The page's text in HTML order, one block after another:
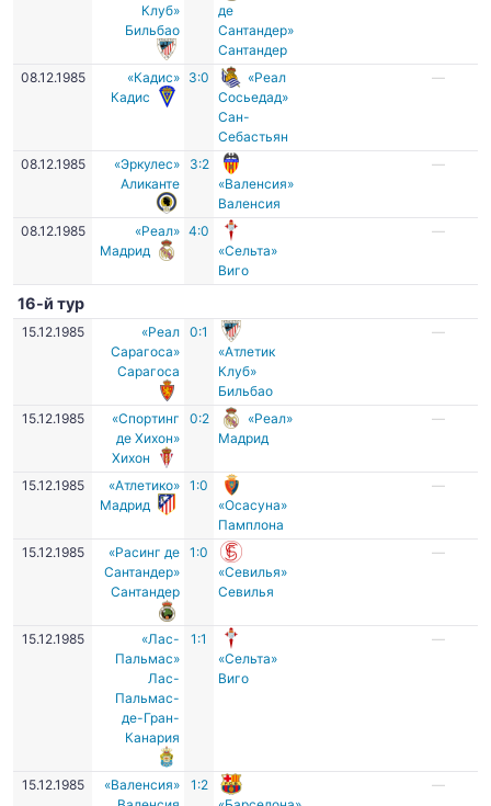
Клуб»
Бильбао
де
Сантандер»
Сантандер
08.12.1985
«Кадис»
Кадис
3:0
«Реал
Сосьедад»
Сан-
Себастьян
—
08.12.1985
«Эркулес»
Аликанте
3:2
«Валенсия»
Валенсия
—
08.12.1985
«Реал»
Мадрид
4:0
«Сельта»
Виго
—
16-й тур
15.12.1985
«Реал
Сарагоса»
Сарагоса
0:1
«Атлетик
Клуб»
Бильбао
—
15.12.1985
«Спортинг
де Хихон»
Хихон
0:2
«Реал»
Мадрид
—
15.12.1985
«Атлетико»
Мадрид
1:0
«Осасуна»
Памплона
—
15.12.1985
«Расинг де
Сантандер»
Сантандер
1:0
«Севилья»
Севилья
—
15.12.1985
«Лас-
Пальмас»
Лас-
Пальмас-
де-Гран-
Канария
1:1
«Сельта»
Виго
—
15.12.1985
«Валенсия»
1:2
—